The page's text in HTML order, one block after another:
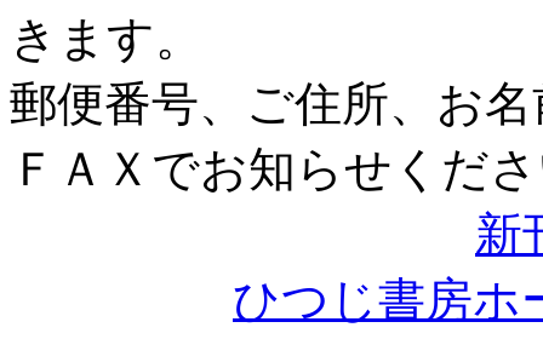
きます。
郵便番号、ご住所、お
ＦＡＸでお知らせくだ
新
ひつじ書房ホ